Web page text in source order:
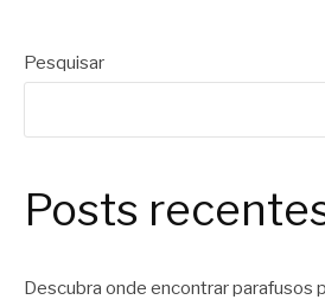
Pesquisar
Posts
Descubra onde encontrar parafusos